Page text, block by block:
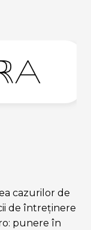
cazurilor de
de întreținere
punere în